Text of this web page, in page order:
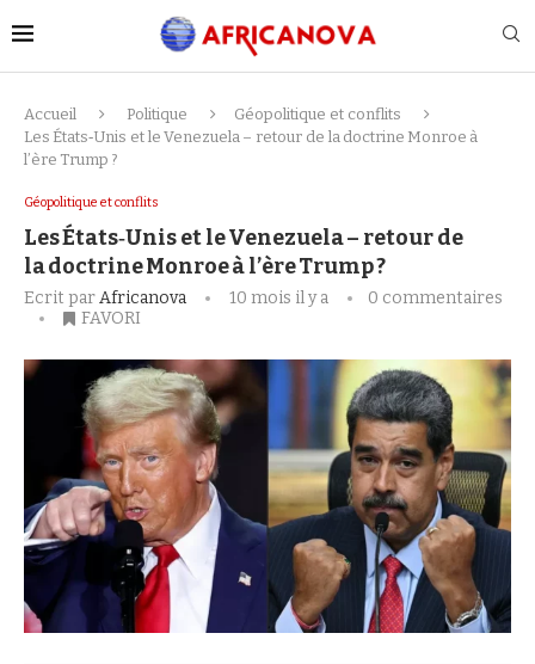
Accueil Politique
Géopolitique et conflits
Les États‑Unis et le Venezuela – retour de la doctrine Monroe à
l’ère Trump ?
Géopolitique et conflits
Les États‑Unis et le Venezuela – retour de
la doctrine Monroe à l’ère Trump ?
Ecrit parAfricanova 10 mois il y a
0 commentaires
FAVORI